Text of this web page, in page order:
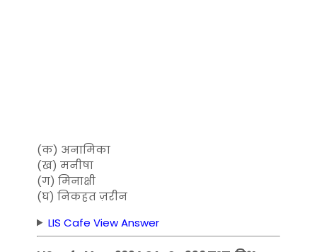
(क) अनामिका
(ख) मनीषा
(ग) मिनाक्षी
(घ) निकहत ज़रीन
LIS Cafe View Answer